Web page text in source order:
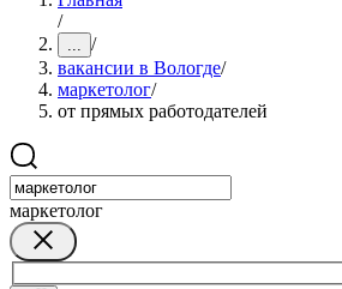
/
... /
вакансии в Вологде/
маркетолог/
от прямых работодателей
маркетолог